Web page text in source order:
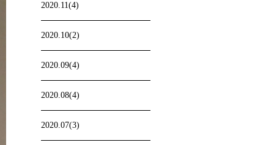
2020.11(4)
2020.10(2)
2020.09(4)
2020.08(4)
2020.07(3)